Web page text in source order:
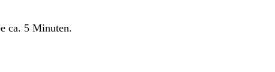
ca. 5 Minuten.